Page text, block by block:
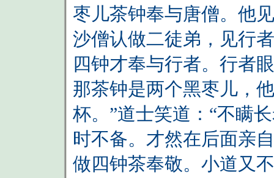
枣儿茶钟奉与唐僧。他
沙僧认做二徒弟，见行
四钟才奉与行者。行者
那茶钟是两个黑枣儿，
杯。”道士笑道：“不瞒
时不备。才然在后面亲
做四钟茶奉敬。小道又